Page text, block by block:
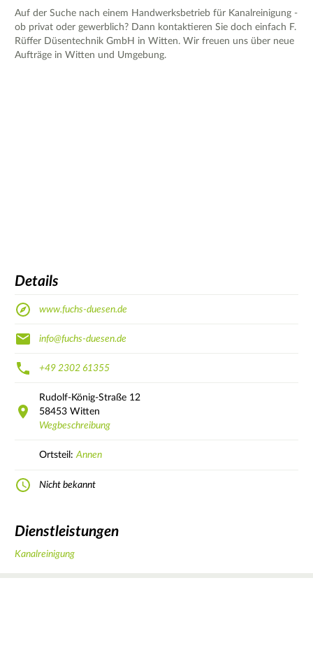
Auf der Suche nach einem Handwerksbetrieb für Kanalreinigung -
ob privat oder gewerblich? Dann kontaktieren Sie doch einfach F.
Rüffer Düsentechnik GmbH in Witten. Wir freuen uns über neue
Aufträge in Witten und Umgebung.
Details
www.fuchs-duesen.de
info@fuchs-duesen.de
+49 2302 61355
Rudolf-König-Straße 12
58453 Witten
Wegbeschreibung
Ortsteil: Annen
Nicht bekannt
Dienstleistungen
Kanalreinigung